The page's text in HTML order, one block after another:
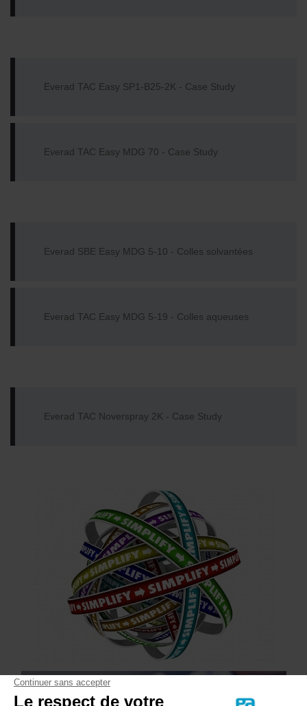
Everad TAC Easy SP1-B25-2K - Case Study
Everad TAC Easy MDG 70 - Case Study
Everad SBE Easy MDG 5-10 - Colles solvantées
Everad TAC Easy MDG 5-19 - Colles aqueuses
Everad TAC Noverspray 2K - Case Study